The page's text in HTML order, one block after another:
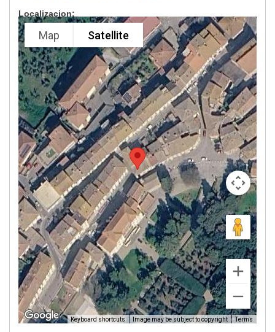
Localizacion:
Map Satellite
Keyboard shortcuts Image may be subject to copyright Terms